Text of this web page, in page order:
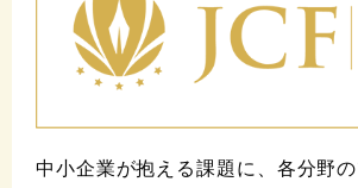
中小企業が抱える課題に、各分野